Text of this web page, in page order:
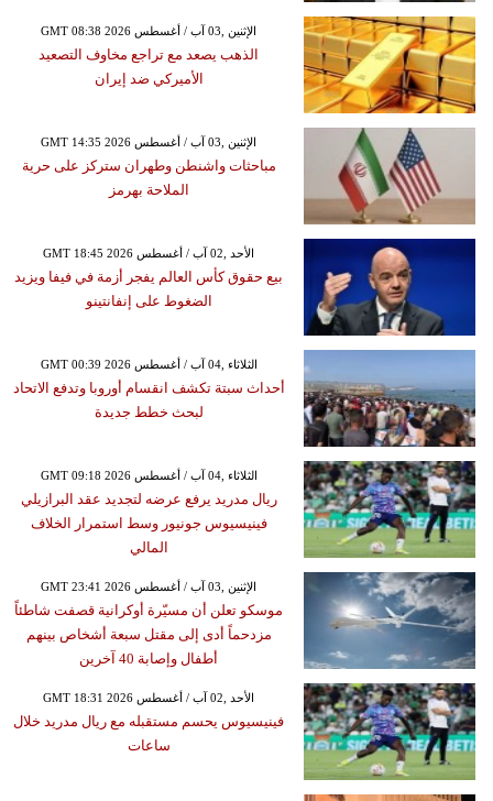
GMT 08:38 2026 الإثنين ,03 آب / أغسطس
الذهب يصعد مع تراجع مخاوف التصعيد
الأميركي ضد إيران
GMT 14:35 2026 الإثنين ,03 آب / أغسطس
مباحثات واشنطن وطهران ستركز على حرية
الملاحة بهرمز
GMT 18:45 2026 الأحد ,02 آب / أغسطس
بيع حقوق كأس العالم يفجر أزمة في فيفا ويزيد
الضغوط على إنفانتينو
GMT 00:39 2026 الثلاثاء ,04 آب / أغسطس
أحداث سبتة تكشف انقسام أوروبا وتدفع الاتحاد
لبحث خطط جديدة
GMT 09:18 2026 الثلاثاء ,04 آب / أغسطس
ريال مدريد يرفع عرضه لتجديد عقد البرازيلي
فينيسيوس جونيور وسط استمرار الخلاف
المالي
GMT 23:41 2026 الإثنين ,03 آب / أغسطس
موسكو تعلن أن مسيّرة أوكرانية قصفت شاطئاً
مزدحماً أدى إلى مقتل سبعة أشخاص بينهم
أطفال وإصابة 40 آخرين
GMT 18:31 2026 الأحد ,02 آب / أغسطس
فينيسيوس يحسم مستقبله مع ريال مدريد خلال
ساعات